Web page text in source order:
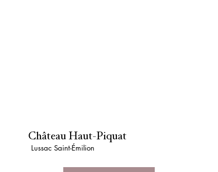
Château Haut-Piquat
Lussac Saint-Émilion